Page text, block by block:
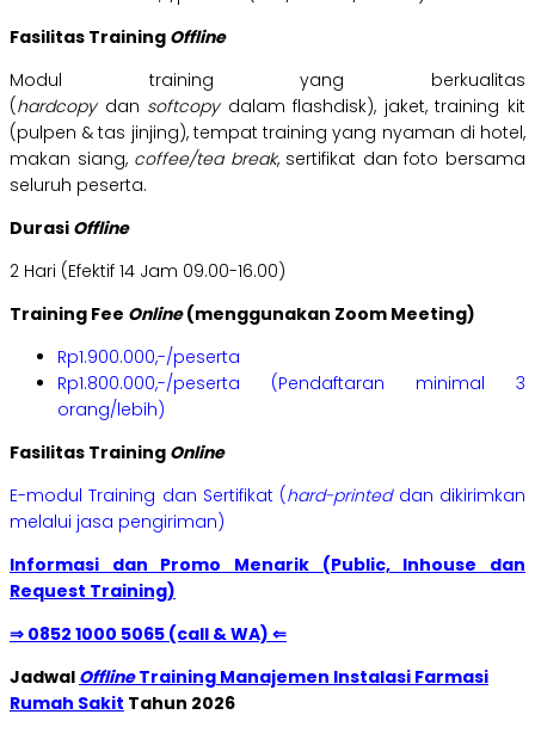
Fasilitas Training Offline
Modul training yang berkualitas
(hardcopydan softcopy dalam flashdisk), jaket, training kit
(pulpen & tas jinjing), tempat training yang nyaman di hotel,
makan siang, coffee/tea break, sertifikat dan foto bersama
seluruh peserta.
Durasi Offline
2 Hari (Efektif 14 Jam 09.00-16.00)
Training Fee Online(menggunakan Zoom Meeting)
Rp1.900.000,-/peserta
Rp1.800.000,-/peserta (Pendaftaran minimal 3
orang/lebih)
Fasilitas Training Online
E-modul Training dan Sertifikat (hard-printeddan dikirimkan
melalui jasa pengiriman)
Informasi dan Promo Menarik (Public, Inhouse dan
Request Training)
⇒ 0852 1000 5065 (call & WA) ⇐
Jadwal OfflineTraining Manajemen Instalasi Farmasi
Rumah Sakit Tahun 2026